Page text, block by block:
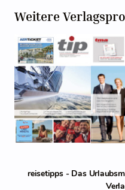
Weitere
reisetipps - Das